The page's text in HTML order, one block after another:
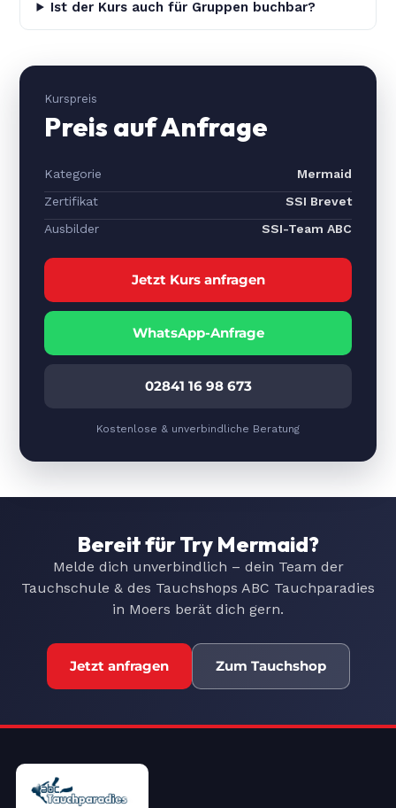
Ist der Kurs auch für Gruppen buchbar?
Kurspreis
Preis auf Anfrage
Kategorie
Mermaid
Zertifikat
SSI Brevet
Ausbilder
SSI-Team ABC
Jetzt Kurs anfragen
WhatsApp-Anfrage
02841 16 98 673
Kostenlose & unverbindliche Beratung
Bereit für Try Mermaid?
Melde dich unverbindlich – dein Team der
Tauchschule & des Tauchshops ABC Tauchparadies
in Moers berät dich gern.
Jetzt anfragen Zum Tauchshop